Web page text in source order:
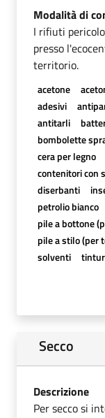
Modalità di
I rifiuti
presso
territorio.
acetone
adesivi
antitarli
bombolette
cera per legno
contenitori con
diserbanti
petrolio bianco
pile a bottone
pile a stilo (per
solventi
Secco
Descrizione
Per secco si